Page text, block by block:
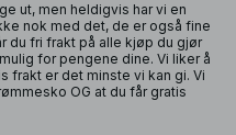
ut, men heldigvis har vi en
nok med det, de er også fine
du fri frakt på alle kjøp du gjør
for pengene dine. Vi liker å
frakt er det minste vi kan gi. Vi
OG at du får gratis